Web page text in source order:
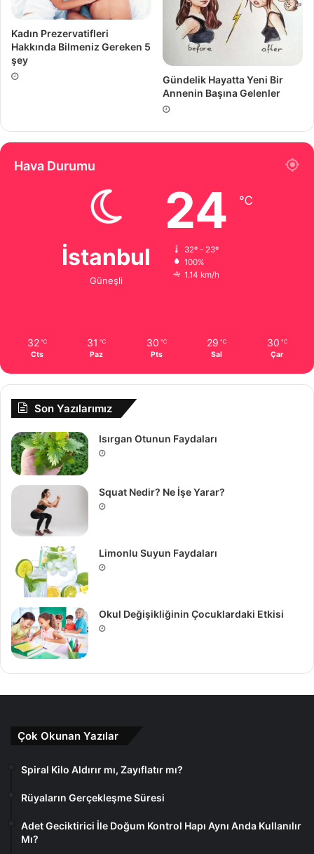
Kadın Prezervatifleri
Hakkında Bilmeniz Gereken 5
şey
Gündelik Hayatta Yeni Bir
Annenin Başına Gelenler
Hava Durumu
İstanbul
Güneşli
24 ℃
32º - 23º
100%
1.14 km/h
32 ℃
Cts
31 ℃
Paz
30 ℃
Pts
29 ℃
Sal
30 ℃
Çar
Son Yazılarımız
Isırgan Otunun Faydaları
Squat Nedir? Ne İşe Yarar?
Limonlu Suyun Faydaları
Okul Değişikliğinin Çocuklardaki Etkisi
Çok Okunan Yazılar
Spiral Kilo Aldırır mı, Zayıflatır mı?
Rüyaların Gerçekleşme Süresi
Adet Geciktirici İle Doğum Kontrol Hapı Aynı Anda Kullanılır
Mı?